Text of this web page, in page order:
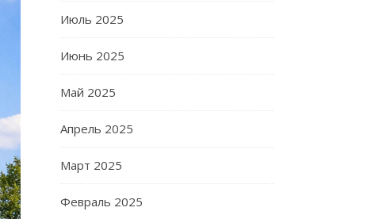
Июль 2025
Июнь 2025
Май 2025
Апрель 2025
Март 2025
Февраль 2025